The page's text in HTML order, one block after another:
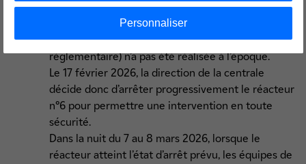
En examinant les documents liés à l’installation de
2023, le service maintenance découvre qu’une
étape administrative obligatoire (une analyse
réglementaire) n’a pas été réalisée à l’époque.
Le 17 février 2026, la direction de la centrale
décide donc d’arrêter progressivement le réacteur
n°6 pour permettre une intervention en toute
sécurité.
Dans la nuit du 7 au 8 mars 2026, lorsque le
réacteur atteint l’état d’arrêt prévu, les équipes de
Personnaliser